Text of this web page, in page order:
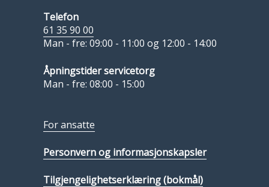
Telefon
61 35 90 00
Man - fre: 09:00 - 11:00 og 12:00 - 14:00
Åpningstider servicetorg
Man - fre: 08:00 - 15:00
For ansatte
Personvern og informasjonskapsler
Tilgjengelighetserklæring (bokmål)